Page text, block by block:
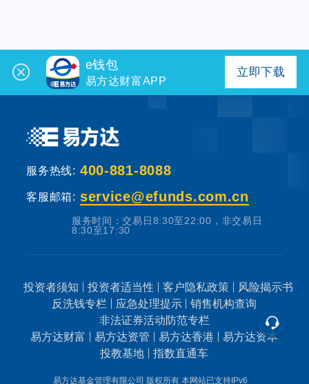
e钱包
易方达财富APP
立即下载
服务热线: 400-881-8088
客服邮箱: service@efunds.com.cn
服务时间：交易日8:30至22:00，非交易日
8:30至17:30
投资者须知 投资者适当性 客户隐私政策
风险揭示书
反洗钱专栏
应急处理提示
销售机构查询
非法证券活动防范专栏
易方达财富
易方达资管 易方达香港
易方达资本
投教基地
指数直通车
易方达基金管理有限公司 版权所有 本网站已支持IPv6